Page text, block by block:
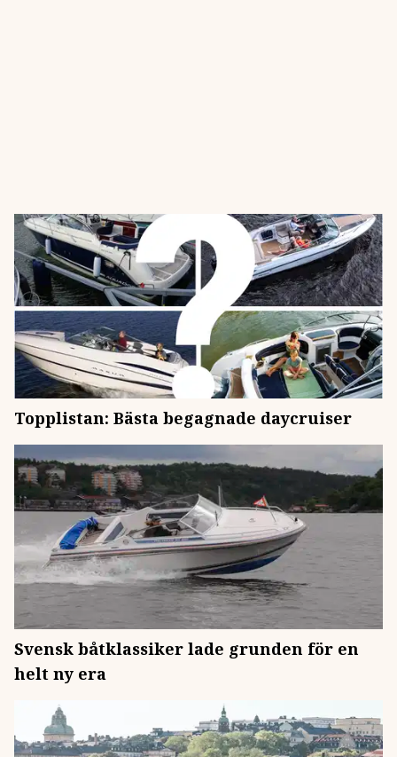
Topplistan: Bästa begagnade daycruiser
Svensk båtklassiker lade grunden för en
helt ny era